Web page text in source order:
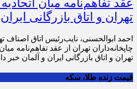
عقد تفاهم‌نامه میان
تهران و اتاق بازرگانی
احمد ابوالحسنی، نایب‌رئیس اتاق اصناف
چاپخانه‌داران تهران از عقد تفاهم‌نامه
تهران و اتاق بازرگانی ایران و آلمان خبر
قیمت زنده طلا، سکه